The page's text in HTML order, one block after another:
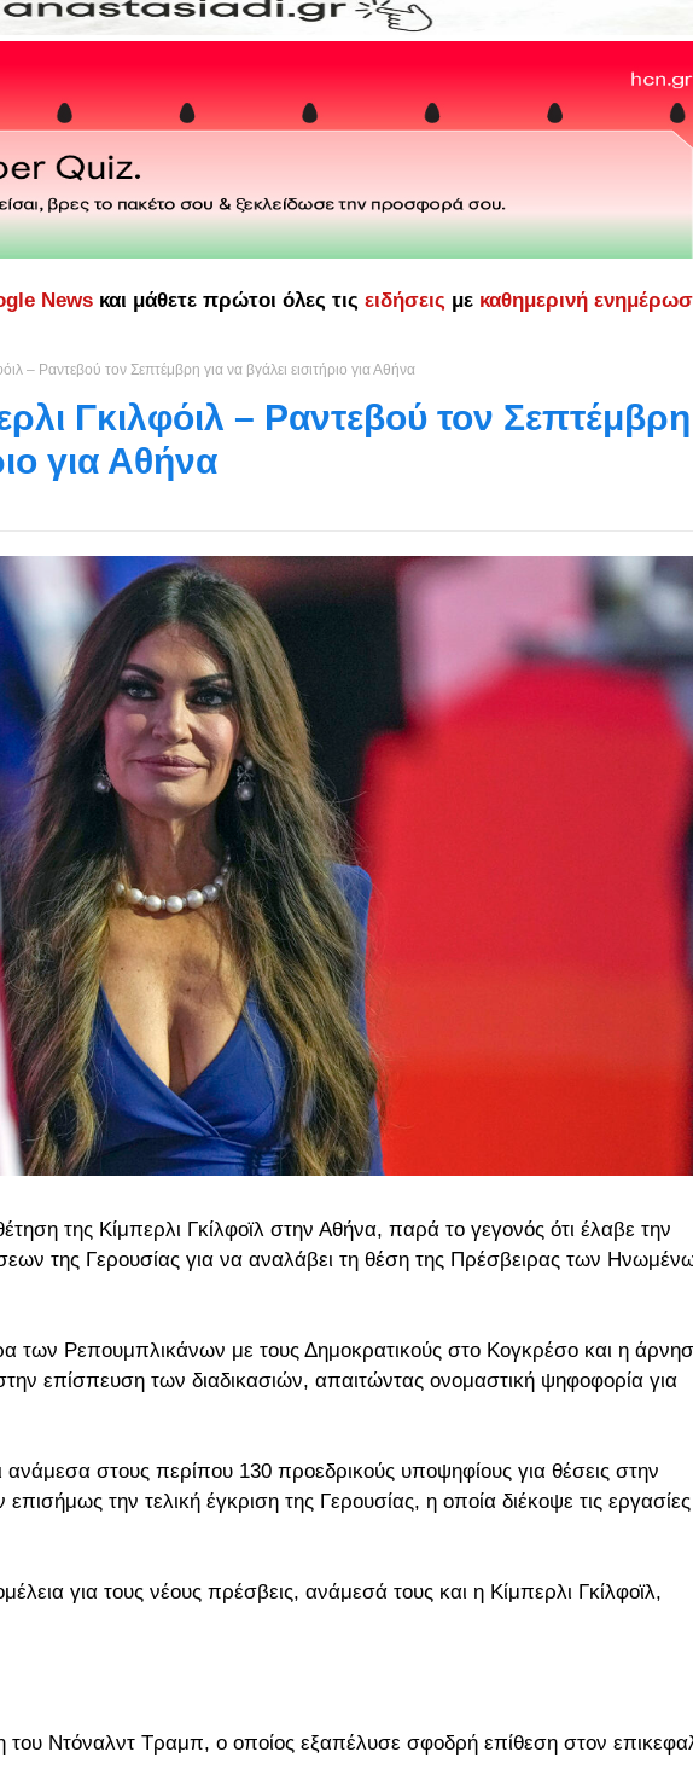
News και μάθετε πρώτοι όλες τις ειδήσεις με καθημερινή
– Ραντεβού τον Σεπτέμβρη για να βγάλει εισιτήριο για Αθήνα
Γκιλφόιλ – Ραντεβού τον Σεπτέμβρη
για Αθήνα
της Κίμπερλι Γκίλφοϊλ στην Αθήνα, παρά το γεγονός ότι έλαβε την
της Γερουσίας για να αναλάβει τη θέση της Πρέσβειρας των
των Ρεπουμπλικάνων με τους Δημοκρατικούς στο Κογκρέσο και η
επίσπευση των διαδικασιών, απαιτώντας ονομαστική ψηφοφορία για
ανάμεσα στους περίπου 130 προεδρικούς υποψηφίους για θέσεις στην
την τελική έγκριση της Γερουσίας, η οποία διέκοψε τις
για τους νέους πρέσβεις, ανάμεσά τους και η Κίμπερλι Γκίλφοϊλ,
Ντόναλντ Τραμπ, ο οποίος εξαπέλυσε σφοδρή επίθεση στον